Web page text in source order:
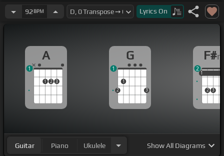
a donde podremos llegar nos[B]voltearon
[B]
ascenseara, ascenseara es
tu gol, y es
tu gorrera
cuan[F#m] lejos para han pasado
[A]ahora no lograremos de contar
92 BPM Lyrics On
A
1 2 3
1
G
2
1
3
1
F#
1
2 3
1
2
Guitar Piano Ukulele ShowAll Diagrams